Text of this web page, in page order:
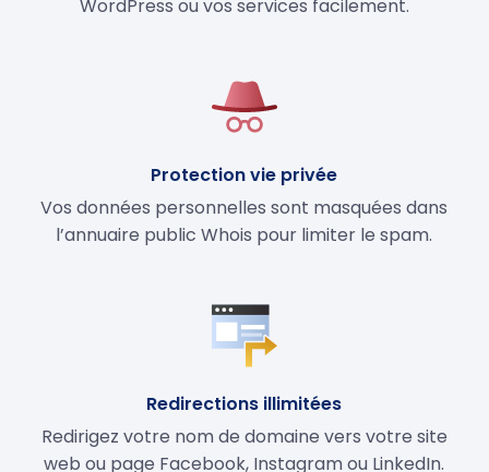
WordPress ou vos services facilement.
Protection vie privée
Vos données personnelles sont masquées dans
l’annuaire public Whois pour limiter le spam.
Redirections illimitées
Redirigez votre nom de domaine vers votre site
web ou page Facebook, Instagram ou LinkedIn.